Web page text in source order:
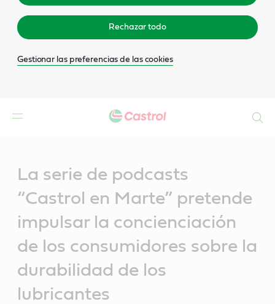
Rechazar todo
Gestionar las preferencias de las cookies
La serie de podcasts
“Castrol en Marte” pretende
impulsar la concienciación
de los consumidores sobre la
durabilidad de los
lubricantes